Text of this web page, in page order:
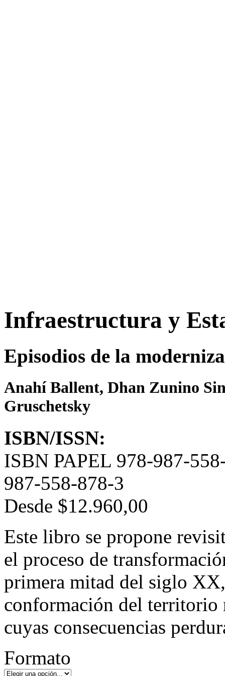
Infraestructura y
Episodios de la
Anahí Ballent, Dhan Zunino
Gruschetsky
ISBN/ISSN:
ISBN PAPEL 978-987-
987-558-878-3
Desde $12.960,00
Este libro se propone
el proceso de
primera mitad del siglo
conformación del territorio
cuyas consecuencias
Formato